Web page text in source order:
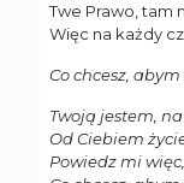
Twe Prawo, tam
Więc na każdy
Co chcesz, abym
Twoją jestem, na
Od Ciebiem
Powiedz mi